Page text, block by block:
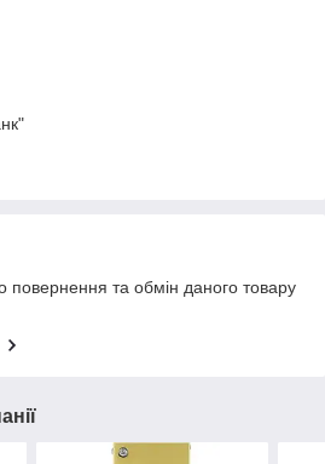
та обмін даного товару